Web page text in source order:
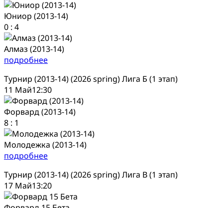
Юниор (2013-14)
0 : 4
Алмаз (2013-14)
подробнее
Турнир (2013-14) (2026 spring) Лига Б (1 этап)
11 Май12:30
Форвард (2013-14)
8 : 1
Молодежка (2013-14)
подробнее
Турнир (2013-14) (2026 spring) Лига В (1 этап)
17 Май13:20